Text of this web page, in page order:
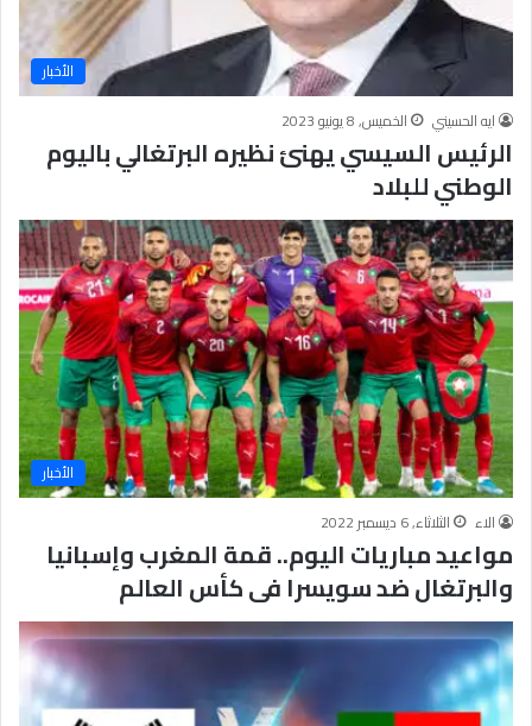
الأخبار
ايه الحسيني
الخميس, 8 يونيو 2023
الرئيس السيسي يهنئ نظيره البرتغالي باليوم
الوطني للبلاد
الأخبار
الاء
الثلاثاء, 6 ديسمبر 2022
مواعيد مباريات اليوم.. قمة المغرب وإسبانيا
والبرتغال ضد سويسرا فى كأس العالم